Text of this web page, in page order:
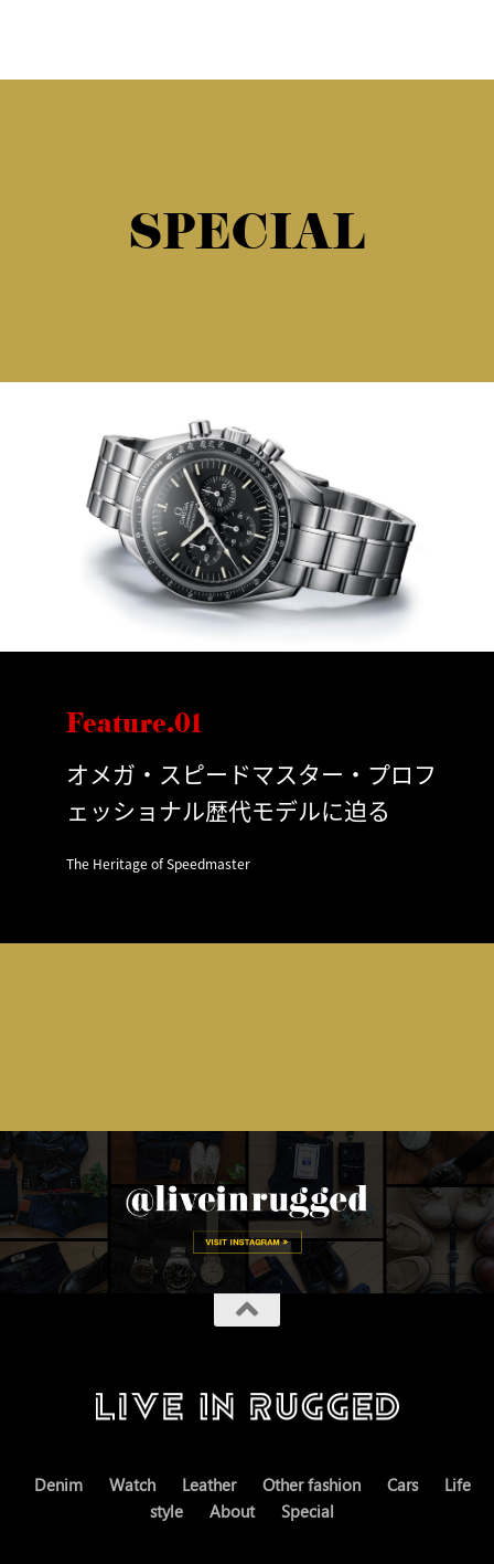
SPECIAL
Feature.01
オメガ・スピードマスター・プロフ
ェッショナル歴代モデルに迫る
The Heritage of Speedmaster
Denim Watch Leather Other fashion Cars
Life
style
About Special